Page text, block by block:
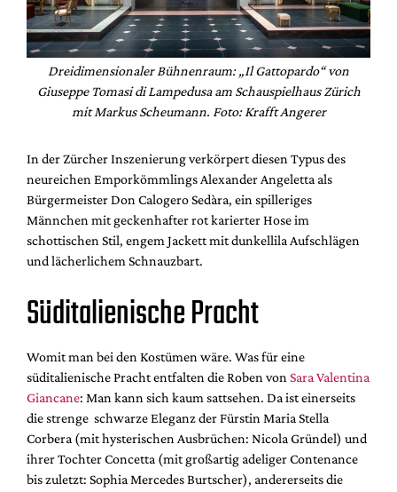
Dreidimensionaler Bühnenraum: „Il Gattopardo“ von
Giuseppe Tomasi di Lampedusa am Schauspielhaus Zürich
mit Markus Scheumann. Foto: Krafft Angerer
In der Zürcher Inszenierung verkörpert diesen Typus des
neureichen Emporkömmlings Alexander Angeletta als
Bürgermeister Don Calogero Sedàra, ein spilleriges
Männchen mit geckenhafter rot karierter Hose im
schottischen Stil, engem Jackett mit dunkellila Aufschlägen
und lächerlichem Schnauzbart.
Süditalienische Pracht
Womit man bei den Kostümen wäre. Was für eine
süditalienische Pracht entfalten die Roben vonSara Valentina
Giancane: Man kann sich kaum sattsehen. Da ist einerseits
die strenge schwarze Eleganz der Fürstin Maria Stella
Corbera (mit hysterischen Ausbrüchen: Nicola Gründel) und
ihrer Tochter Concetta (mit großartig adeliger Contenance
bis zuletzt: Sophia Mercedes Burtscher), andererseits die